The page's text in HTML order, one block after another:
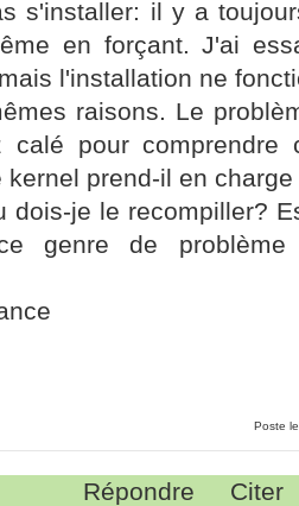
s'installer: il y a
en forçant. J'ai
l'installation ne
raisons. Le
calé pour comprendre
kernel prend-il en
dois-je le recompiller?
genre de
Poste
Répondre Citer